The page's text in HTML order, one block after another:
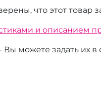
что этот товар
и описанием
Вы можете задать их